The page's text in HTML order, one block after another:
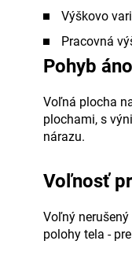
Výškovo
Pracovná
Pohyb
Voľná plocha
plochami, s
nárazu.
Voľnosť
Voľný
polohy tela -